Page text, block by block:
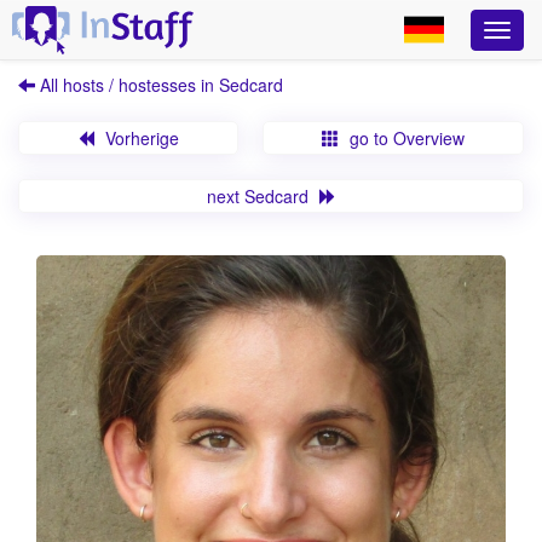
All hosts / hostesses in Sedcard
Vorherige go to Overview
next Sedcard